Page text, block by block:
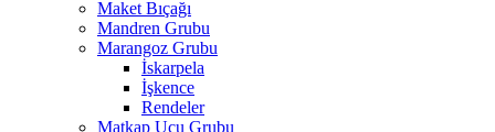
Maket Bıçağı
Mandren Grubu
Marangoz Grubu
İskarpela
İşkence
Rendeler
Matkap Ucu Grubu